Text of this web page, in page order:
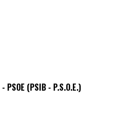
PSOE (PSIB - P.S.O.E.)